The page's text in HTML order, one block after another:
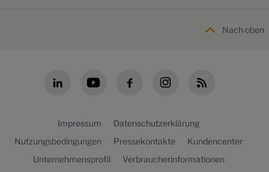
Nach oben
Impressum
Datenschutzerklärung
Nutzungsbedingungen
Pressekontakte
Kundencenter
Unternehmensprofil
Verbraucherinformationen